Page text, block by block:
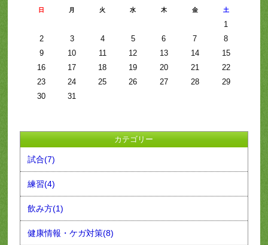
日 月 火 水 木 金 土
1
2
3 4 5 6 7
8
9
10 11 12 13 14
15
16
17 18 19 20 21
22
23
24 25 26 27 28
29
30
31
カテゴリー
試合(7)
練習(4)
飲み方(1)
健康情報・ケガ対策(8)